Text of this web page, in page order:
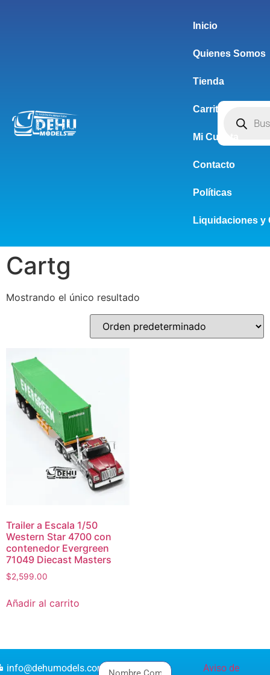
Inicio
Quienes Somos
Tienda
Carrito
Mi Cuenta
Contacto
Políticas
Liquidaciones y
Cartg
Mostrando el único resultado
Trailer a Escala 1/50
Western Star 4700 con
contenedor Evergreen
71049 Diecast Masters
$2,599.00
Añadir al carrito
info@dehumodels.com
Aviso de